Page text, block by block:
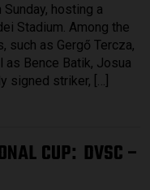
hosting a
Stadium. Among the
such as Gergő Tercza,
as Bence Batik, Josua
signed striker, […]
CUP: DVSC –